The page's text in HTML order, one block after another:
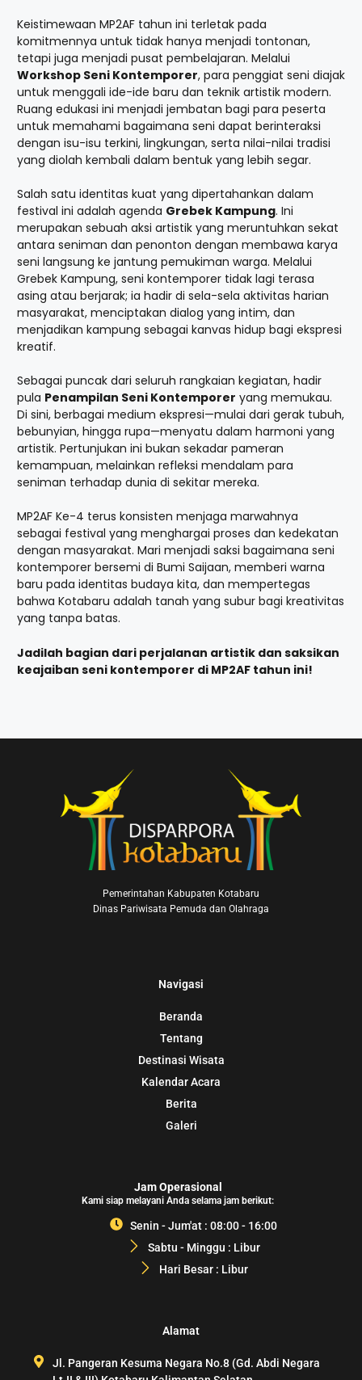
Keistimewaan MP2AF tahun ini terletak pada
komitmennya untuk tidak hanya menjadi tontonan,
tetapi juga menjadi pusat pembelajaran. Melalui
Workshop Seni Kontemporer, para penggiat seni diajak
untuk menggali ide-ide baru dan teknik artistik modern.
Ruang edukasi ini menjadi jembatan bagi para peserta
untuk memahami bagaimana seni dapat berinteraksi
dengan isu-isu terkini, lingkungan, serta nilai-nilai tradisi
yang diolah kembali dalam bentuk yang lebih segar.
Salah satu identitas kuat yang dipertahankan dalam
festival ini adalah agenda Grebek Kampung. Ini
merupakan sebuah aksi artistik yang meruntuhkan sekat
antara seniman dan penonton dengan membawa karya
seni langsung ke jantung pemukiman warga. Melalui
Grebek Kampung, seni kontemporer tidak lagi terasa
asing atau berjarak; ia hadir di sela-sela aktivitas harian
masyarakat, menciptakan dialog yang intim, dan
menjadikan kampung sebagai kanvas hidup bagi ekspresi
kreatif.
Sebagai puncak dari seluruh rangkaian kegiatan, hadir
pula Penampilan Seni Kontemporer yang memukau.
Di sini, berbagai medium ekspresi—mulai dari gerak tubuh,
bebunyian, hingga rupa—menyatu dalam harmoni yang
artistik. Pertunjukan ini bukan sekadar pameran
kemampuan, melainkan refleksi mendalam para
seniman terhadap dunia di sekitar mereka.
MP2AF Ke-4 terus konsisten menjaga marwahnya
sebagai festival yang menghargai proses dan kedekatan
dengan masyarakat. Mari menjadi saksi bagaimana seni
kontemporer bersemi di Bumi Saijaan, memberi warna
baru pada identitas budaya kita, dan mempertegas
bahwa Kotabaru adalah tanah yang subur bagi kreativitas
yang tanpa batas.
Jadilah bagian dari perjalanan artistik dan saksikan
keajaiban seni kontemporer di MP2AF tahun ini!
Pemerintahan Kabupaten Kotabaru
Dinas Pariwisata Pemuda dan Olahraga
Navigasi
Beranda
Tentang
Destinasi Wisata
Kalendar Acara
Berita
Galeri
Jam Operasional
Kami siap melayani Anda selama jam berikut:
Senin - Jum'at : 08:00 - 16:00
Sabtu - Minggu : Libur
Hari Besar : Libur
Alamat
Jl. Pangeran Kesuma Negara No.8 (Gd. Abdi Negara